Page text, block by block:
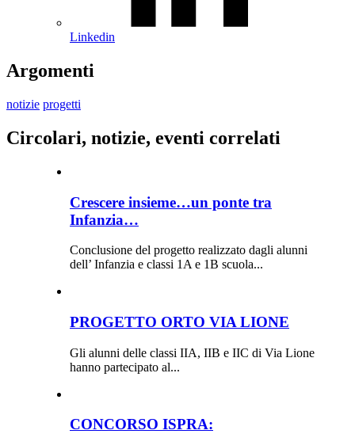
Linkedin
Argomenti
notizie progetti
Circolari, notizie, eventi correlati
Crescere insieme…un ponte tra
Infanzia…
Conclusione del progetto realizzato dagli alunni
dell’ Infanzia e classi 1A e 1B scuola...
PROGETTO ORTO VIA LIONE
Gli alunni delle classi IIA, IIB e IIC di Via Lione
hanno partecipato al...
CONCORSO ISPRA: